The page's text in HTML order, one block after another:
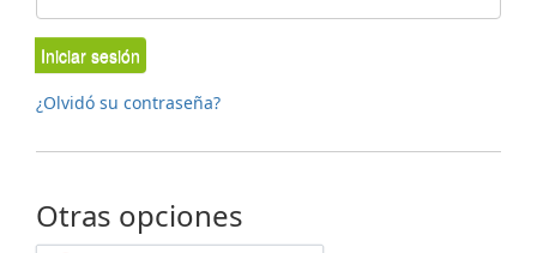
Iniciar sesión
¿Olvidó su contraseña?
Otras opciones